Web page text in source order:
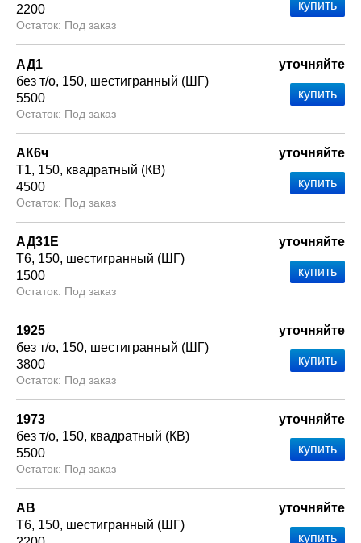
2200
Под заказ
АД1
без т/о 150 шестигранный (ШГ)
5500
Под заказ
уточняйте
АК6ч
Т1 150 квадратный (КВ)
4500
Под заказ
уточняйте
АД31Е
Т6 150 шестигранный (ШГ)
1500
Под заказ
уточняйте
1925
без т/о 150 шестигранный (ШГ)
3800
Под заказ
уточняйте
1973
без т/о 150 квадратный (КВ)
5500
Под заказ
уточняйте
АВ
Т6 150 шестигранный (ШГ)
уточняйте